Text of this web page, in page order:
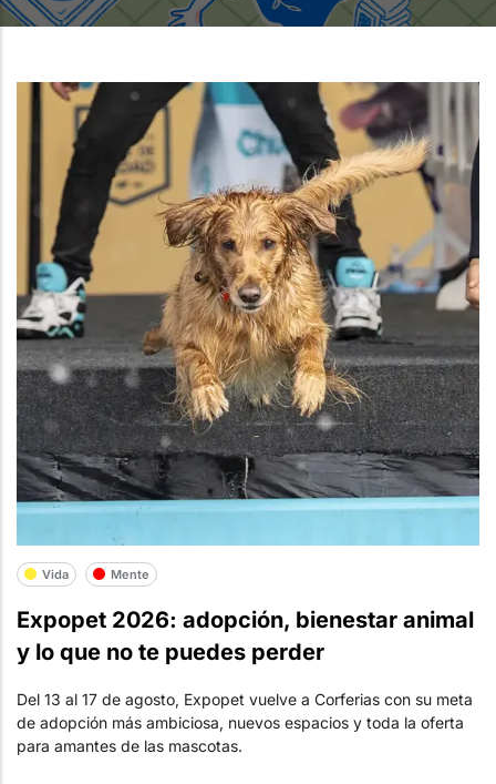
Vida Mente
Expopet 2026: adopción, bienestar animal
y lo que no te puedes perder
Del 13 al 17 de agosto, Expopet vuelve a Corferias con su meta
de adopción más ambiciosa, nuevos espacios y toda la oferta
para amantes de las mascotas.